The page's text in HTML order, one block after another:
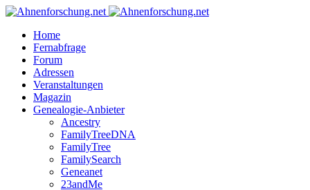
Home
Fernabfrage
Forum
Adressen
Veranstaltungen
Magazin
Genealogie-Anbieter
Ancestry
FamilyTreeDNA
FamilyTree
FamilySearch
Geneanet
23andMe